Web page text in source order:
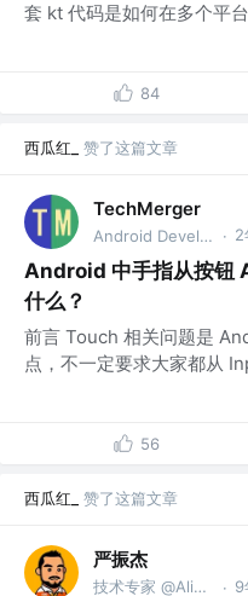
套 kt 代码是如何在多个平
84
西瓜红_ 赞了这篇文章
TechMerger
Android Developer @BATW · 2
Android 中手指从按钮
什么？
前言 Touch 相关问题是
点，不一定要求大家都从
56
西瓜红_ 赞了这篇文章
严振杰
技术专家 @Alibaba · 9